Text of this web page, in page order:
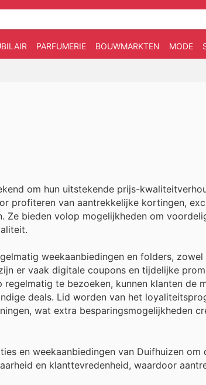
PARFUMERIE BOUWMARKTEN MODE
om hun uitstekende prijs-
profiteren van aantrekkelijke kortingen,
Ze bieden volop mogelijkheden om
weekaanbiedingen en folders,
er vaak digitale coupons en tijdelijke
te bezoeken, kunnen klanten de
deals. Lid worden van het
wat extra besparingsmogelijkheden
en weekaanbiedingen van Duifhuizen om
en klanttevredenheid, waardoor